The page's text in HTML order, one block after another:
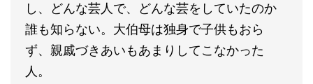
し、どんな芸人で、どんな芸をしていたのか
誰も知らない。大伯母は独身で子供もおら
ず、親戚づきあいもあまりしてこなかった
人。